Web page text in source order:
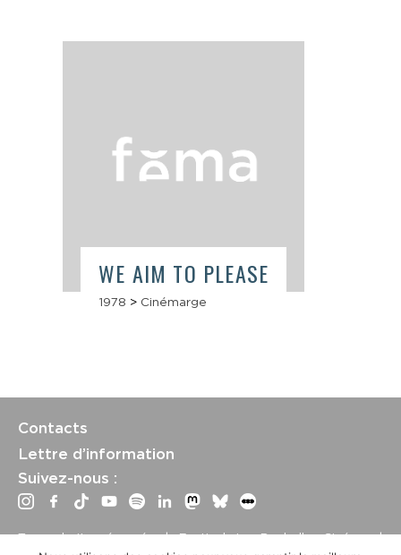
WE AIM TO PLEASE
1978 > Cinémarge
Contacts
Lettre d’information
Suivez-nous :
Tous droits réservés | Festival La Rochelle Cinéma |